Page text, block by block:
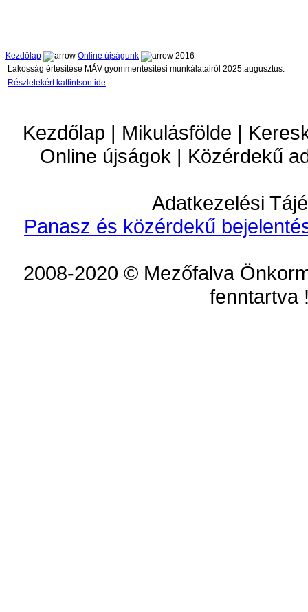
Kezdőlap Online újságunk
2016
Lakosság értesítése MÁV gyommentesítési munkálatairól 2025.augusztus.
Részletekért kattintson ide
Kezdőlap | Mikulásfölde |
Online újságok | Közérdekű
Adatkezelési
Panasz és közérdekű
2008-2020 © Mezőfalva
fenntartva